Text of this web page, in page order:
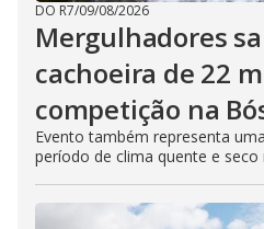
DO R7/09/08/2026
Mergulhadores
cachoeira de 22
competição na
Evento também representa
período de clima quente e seco